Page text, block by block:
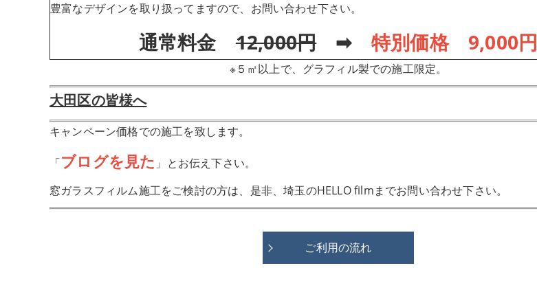
豊富なデザインを取り扱ってますので、お問い合わせ下さい。
通常料金 12,000円➡ 特別価格 9,000円
※５㎡以上で、グラフィル製での施工限定。
大田区の皆様へ
キャンペーン価格での施工を致します。
「ブログを見た 」とお伝え下さい。
窓ガラスフィルム施工をご検討の方は、是非、埼玉のHELLO filmまでお問い合わせ下さい。
ご利用の流れ